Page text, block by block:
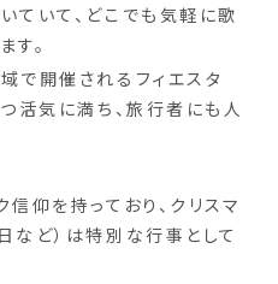
ていて、どこでも気軽に歌
す。
で開催されるフィエスタ
つ活気に満ち、旅行者にも人
仰を持っており、クリスマ
など）は特別な行事として